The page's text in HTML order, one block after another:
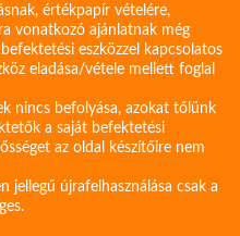
értékpapír vételére,
vonatkozó ajánlatnak még
eszközzel kapcsolatos
eladása/vétele mellett foglal
nincs befolyása, azokat tőlünk
a saját befektetési
az oldal készítőire nem
jellegű újrafelhasználása csak a